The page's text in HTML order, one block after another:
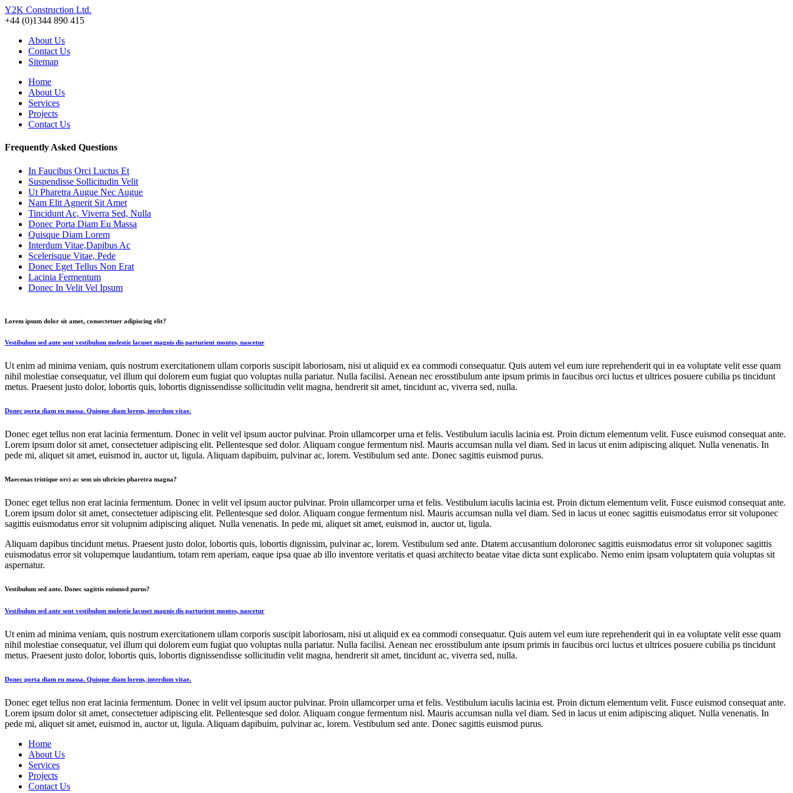
Y2K Construction Ltd.
+44 (0)1344 890 415
About Us
Contact Us
Sitemap
Home
About Us
Services
Projects
Contact Us
Frequently Asked Questions
In Faucibus Orci Luctus Et
Suspendisse Sollicitudin Velit
Ut Pharetra Augue Nec Augue
Nam Elit Agnerit Sit Amet
Tincidunt Ac, Viverra Sed, Nulla
Donec Porta Diam Eu Massa
Quisque Diam Lorem
Interdum Vitae,Dapibus Ac
Scelerisque Vitae, Pede
Donec Eget Tellus Non Erat
Lacinia Fermentum
Donec In Velit Vel Ipsum
Lorem ipsum dolor sit amet, consectetuer adipiscing elit?
Vestibulum sed ante sent vestibulum molestie lacuset magnis dis parturient montes, nascetur
Ut enim ad minima veniam, quis nostrum exercitationem ullam corporis suscipit laboriosam, nisi ut aliquid ex ea commodi consequatur. Quis autem vel eum iure reprehenderit qui in ea voluptate velit esse quam
nihil molestiae consequatur, vel illum qui dolorem eum fugiat quo voluptas nulla pariatur. Nulla facilisi. Aenean nec erosstibulum ante ipsum primis in faucibus orci luctus et ultrices posuere cubilia ps tincidunt
metus. Praesent justo dolor, lobortis quis, lobortis dignissendisse sollicitudin velit magna, hendrerit sit amet, tincidunt ac, viverra sed, nulla.
Donec porta diam eu massa. Quisque diam lorem, interdum vitae.
Donec eget tellus non erat lacinia fermentum. Donec in velit vel ipsum auctor pulvinar. Proin ullamcorper urna et felis. Vestibulum iaculis lacinia est. Proin dictum elementum velit. Fusce euismod consequat ante.
Lorem ipsum dolor sit amet, consectetuer adipiscing elit. Pellentesque sed dolor. Aliquam congue fermentum nisl. Mauris accumsan nulla vel diam. Sed in lacus ut enim adipiscing aliquet. Nulla venenatis. In
pede mi, aliquet sit amet, euismod in, auctor ut, ligula. Aliquam dapibuim, pulvinar ac, lorem. Vestibulum sed ante. Donec sagittis euismod purus.
Maecenas tristique orci ac sem uis ultricies pharetra magna?
Donec eget tellus non erat lacinia fermentum. Donec in velit vel ipsum auctor pulvinar. Proin ullamcorper urna et felis. Vestibulum iaculis lacinia est. Proin dictum elementum velit. Fusce euismod consequat ante.
Lorem ipsum dolor sit amet, consectetuer adipiscing elit. Pellentesque sed dolor. Aliquam congue fermentum nisl. Mauris accumsan nulla vel diam. Sed in lacus ut eonec sagittis euismodatus error sit voluponec
sagittis euismodatus error sit volupnim adipiscing aliquet. Nulla venenatis. In pede mi, aliquet sit amet, euismod in, auctor ut, ligula.
Aliquam dapibus tincidunt metus. Praesent justo dolor, lobortis quis, lobortis dignissim, pulvinar ac, lorem. Vestibulum sed ante. Dtatem accusantium doloronec sagittis euismodatus error sit voluponec sagittis
euismodatus error sit volupemque laudantium, totam rem aperiam, eaque ipsa quae ab illo inventore veritatis et quasi architecto beatae vitae dicta sunt explicabo. Nemo enim ipsam voluptatem quia voluptas sit
aspernatur.
Vestibulum sed ante. Donec sagittis euismod purus?
Vestibulum sed ante sent vestibulum molestie lacuset magnis dis parturient montes, nascetur
Ut enim ad minima veniam, quis nostrum exercitationem ullam corporis suscipit laboriosam, nisi ut aliquid ex ea commodi consequatur. Quis autem vel eum iure reprehenderit qui in ea voluptate velit esse quam
nihil molestiae consequatur, vel illum qui dolorem eum fugiat quo voluptas nulla pariatur. Nulla facilisi. Aenean nec erosstibulum ante ipsum primis in faucibus orci luctus et ultrices posuere cubilia ps tincidunt
metus. Praesent justo dolor, lobortis quis, lobortis dignissendisse sollicitudin velit magna, hendrerit sit amet, tincidunt ac, viverra sed, nulla.
Donec porta diam eu massa. Quisque diam lorem, interdum vitae.
Donec eget tellus non erat lacinia fermentum. Donec in velit vel ipsum auctor pulvinar. Proin ullamcorper urna et felis. Vestibulum iaculis lacinia est. Proin dictum elementum velit. Fusce euismod consequat ante.
Lorem ipsum dolor sit amet, consectetuer adipiscing elit. Pellentesque sed dolor. Aliquam congue fermentum nisl. Mauris accumsan nulla vel diam. Sed in lacus ut enim adipiscing aliquet. Nulla venenatis. In
pede mi, aliquet sit amet, euismod in, auctor ut, ligula. Aliquam dapibuim, pulvinar ac, lorem. Vestibulum sed ante. Donec sagittis euismod purus.
Home
About Us
Services
Projects
Contact Us